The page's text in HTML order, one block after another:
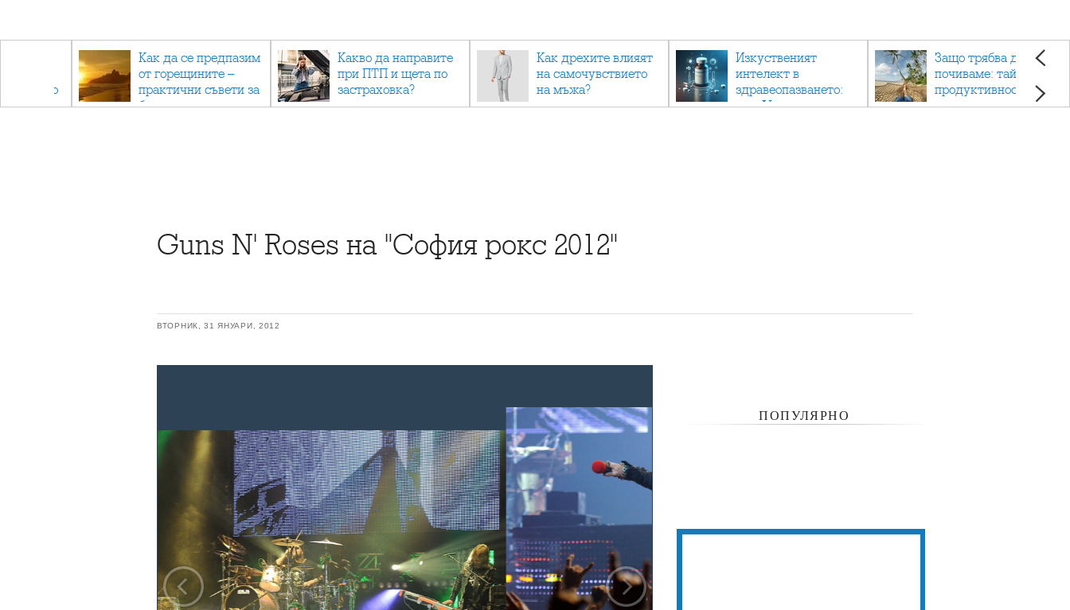
отново
Как да се предпазим
от горещините –
практични съвети за
безопасно лято
Какво да направите
при ПТП и щета по
застраховка?
Как дрехите влияят
на самочувствието
на мъжа?
Изкуственият
интелект в
здравеопазването:
как AI променя
Защо трябва да си
почиваме: тайната на
продуктивността,
здравето и добрия
Guns N' Roses на "София рокс 2012"
ВТОРНИК, 31 ЯНУАРИ, 2012
ПОПУЛЯРНО